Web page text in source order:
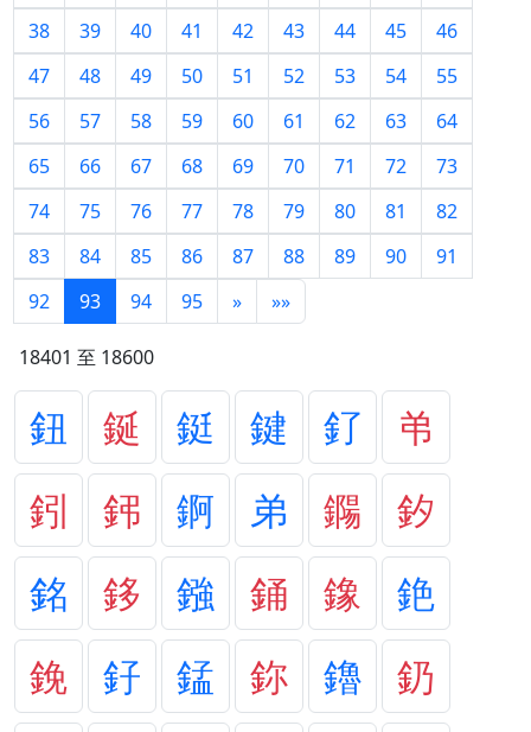
38
39 40 41 42 43 44 45
46
47
48 49 50 51 52 53 54
55
56
57 58 59 60 61 62 63
64
65
66 67 68 69 70 71 72
73
74
75 76 77 78 79 80 81
82
83
84 85 86 87 88 89 90
91
92
93 94 95 » »»
18401 至 18600
鈕 鋋 鋌 鍵 釕
弚
鈏
鈟 錒 弟 鐊
釸
銘
鉹 鏹 銿 鐌
銫
鋔
釨 錳 鉨 鑥
釢